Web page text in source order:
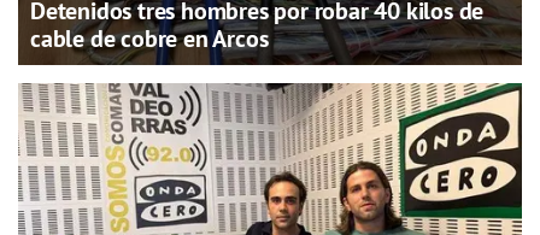
Detenidos tres hombres por robar 40 kilos de
cable de cobre en Arcos